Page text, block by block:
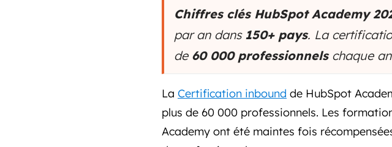
Chiffres clés HubSpot Academy
par an dans 150+ pays. La
de 60 000 professionnelschaque
La Certification inbound de HubSpot
plus de 60 000 professionnels. Les
Academy ont été maintes fois